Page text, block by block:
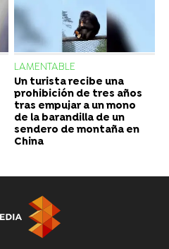
LAMENTABLE
Un turista recibe una
prohibición de tres años
tras empujar a un mono
de la barandilla de un
sendero de montaña en
China